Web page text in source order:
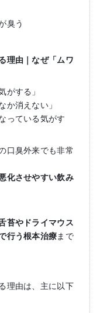
臭う
理由｜なぜ「ムワ
がする」
か消えない」
っている気がす
口臭外来でも非常
化させやすい飲み
苔やドライマウス
行う根本治療まで
理由は、主に以下